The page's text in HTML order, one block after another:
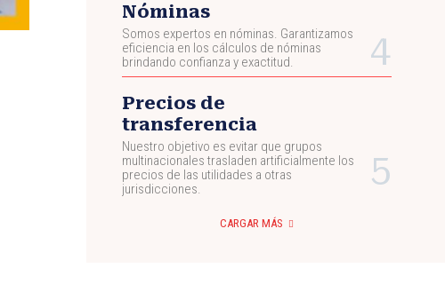
Nóminas
Somos expertos en nóminas. Garantizamos
eficiencia en los cálculos de nóminas
brindando confianza y exactitud.
Precios de
transferencia
Nuestro objetivo es evitar que grupos
multinacionales trasladen artificialmente los
precios de las utilidades a otras
jurisdicciones.
CARGAR MÁS